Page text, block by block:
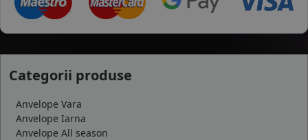
Categorii produse
Anvelope Vara
Anvelope Iarna
Anvelope All season